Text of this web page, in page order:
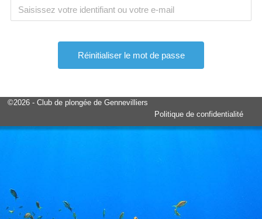
©2026 - Club de plongée de Gennevilliers
Politique de confidentialité